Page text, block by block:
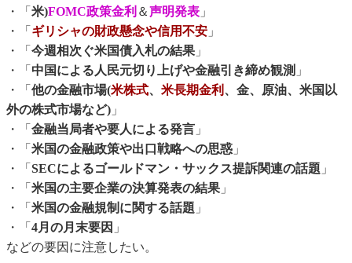
・「 米)FOMC政策金利 ＆声明発表 」
・「 ギリシャの財政懸念や信用不安 」
・「 今週相次ぐ米国債入札の結果 」
・「 中国による人民元切り上げや金融引き締め観測 」
・「 他の金融市場(米株式、 米長期金利 、金、原油、米国以
外の株式市場など) 」
・「 金融当局者や要人による発言 」
・「 米国の金融政策や出口戦略への思惑 」
・「 SECによるゴールドマン・サックス提訴関連の話題 」
・「 米国の主要企業の決算発表の結果 」
・「 米国の金融規制に関する話題 」
・「 4月の月末要因 」
などの要因に注意したい。